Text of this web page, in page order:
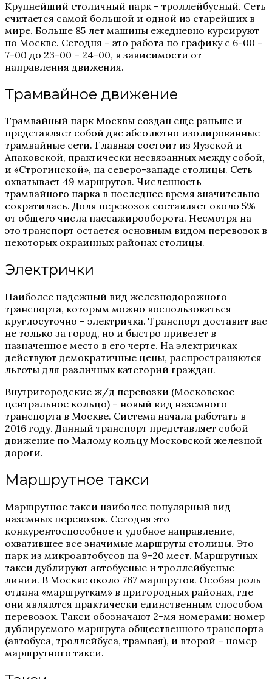
Крупнейший столичный парк – троллейбусный. Сеть
считается самой большой и одной из старейших в
мире. Больше 85 лет машины ежедневно курсируют
по Москве. Сегодня – это работа по графику с 6-00 –
7-00 до 23-00 – 24-00, в зависимости от
направления движения.
Трамвайное движение
Трамвайный парк Москвы создан еще раньше и
представляет собой две абсолютно изолированные
трамвайные сети. Главная состоит из Яузской и
Апаковской, практически несвязанных между собой,
и «Строгинской», на северо-западе столицы. Сеть
охватывает 49 маршрутов. Численность
трамвайного парка в последнее время значительно
сократилась. Доля перевозок составляет около 5%
от общего числа пассажирооборота. Несмотря на
это транспорт остается основным видом перевозок в
некоторых окраинных районах столицы.
Электрички
Наиболее надежный вид железнодорожного
транспорта, которым можно воспользоваться
круглосуточно – электричка. Транспорт доставит вас
не только за город, но и быстро привезет в
назначенное место в его черте. На электричках
действуют демократичные цены, распространяются
льготы для различных категорий граждан.
Внутригородские ж/д перевозки (Московское
центральное кольцо) – новый вид наземного
транспорта в Москве. Система начала работать в
2016 году. Данный транспорт представляет собой
движение по Малому кольцу Московской железной
дороги.
Маршрутное такси
Маршрутное такси наиболее популярный вид
наземных перевозок. Сегодня это
конкурентоспособное и удобное направление,
охватившее все значимые маршруты столицы. Это
парк из микроавтобусов на 9–20 мест. Маршрутных
такси дублируют автобусные и троллейбусные
линии. В Москве около 767 маршрутов. Особая роль
отдана «маршруткам» в пригородных районах, где
они являются практически единственным способом
перевозок. Такси обозначают 2-мя номерами: номер
дублируемого маршрута общественного транспорта
(автобуса, троллейбуса, трамвая), и второй – номер
маршрутного такси.